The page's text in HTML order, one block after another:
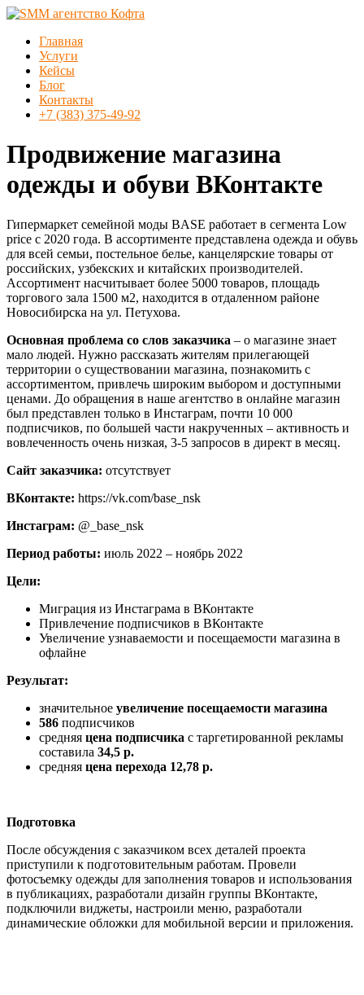
Перейти
содержимому
SMM
агентство
Кофта
SMM
продвижение
Новосибирске
МенюГлавная
Услуги
Кейсы
Блог
Контакты
+7 (383) 375-49-92
Продвижение магазина
одежды и обуви ВКонтакте
Гипермаркет семейной моды BASE работает в сегмента Low
price с 2020 года. В ассортименте представлена одежда и обувь
для всей семьи, постельное белье, канцелярские товары от
российских, узбекских и китайских производителей.
Ассортимент насчитывает более 5000 товаров, площадь
торгового зала 1500 м2, находится в отдаленном районе
Новосибирска на ул. Петухова.
Основная проблема со слов заказчика – о магазине знает
мало людей. Нужно рассказать жителям прилегающей
территории о существовании магазина, познакомить с
ассортиментом, привлечь широким выбором и доступными
ценами. До обращения в наше агентство в онлайне магазин
был представлен только в Инстаграм, почти 10 000
подписчиков, по большей части накрученных – активность и
вовлеченность очень низкая, 3-5 запросов в директ в месяц.
Сайт заказчика: отсутствует
ВКонтакте: https://vk.com/base_nsk
Инстаграм: @_base_nsk
Период работы: июль 2022 – ноябрь 2022
Цели:
Миграция из Инстаграма в ВКонтакте
Привлечение подписчиков в ВКонтакте
Увеличение узнаваемости и посещаемости магазина в
офлайне
Результат:
значительное увеличение посещаемости магазина
586 подписчиков
средняя цена подписчика с таргетированной рекламы
составила 34,5 р.
средняя цена перехода 12,78 р.
Подготовка
После обсуждения с заказчиком всех деталей проекта
приступили к подготовительным работам. Провели
фотосъемку одежды для заполнения товаров и использования
в публикациях, разработали дизайн группы ВКонтакте,
подключили виджеты, настроили меню, разработали
динамические обложки для мобильной версии и приложения.